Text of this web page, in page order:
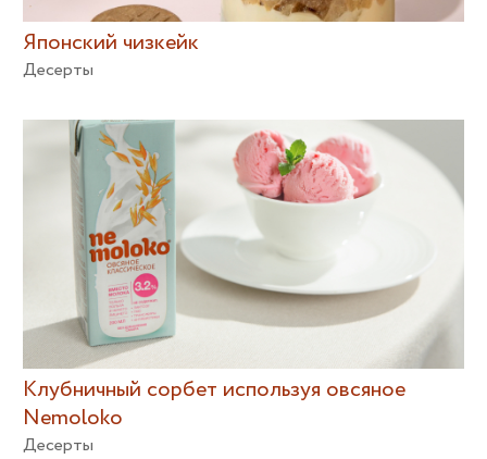
Японский чизкейк
Десерты
Клубничный сорбет используя овсяное
Nemoloko
Десерты